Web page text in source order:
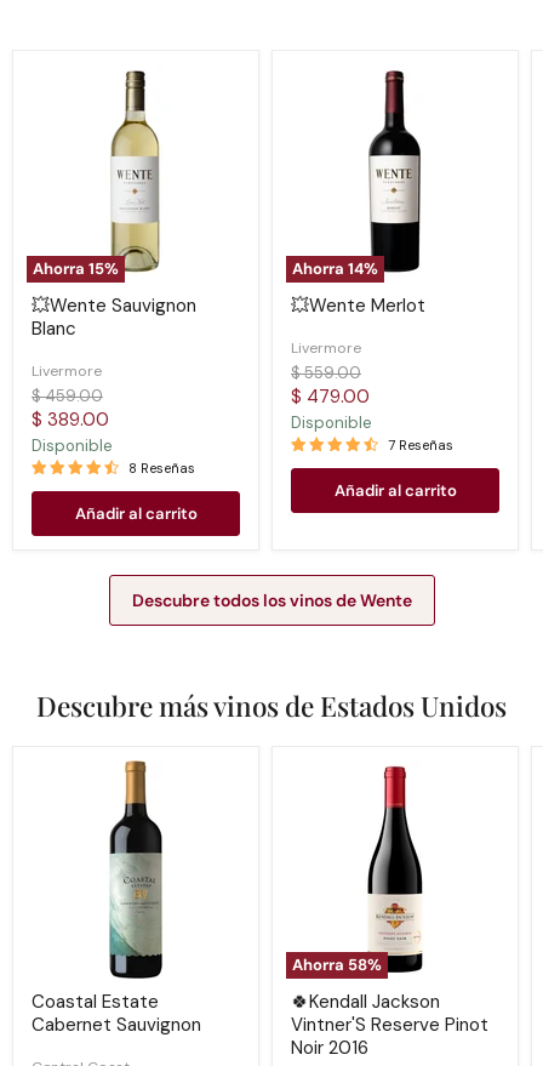
Ahorra 15%
💥Wente Sauvignon
Blanc
Livermore
Precio
original
$ 459.00
Precio
actual
$ 389.00
Disponible
8 Reseñas
Añadir al carrito
Ahorra 14%
💥Wente Merlot
Livermore
Precio
original
$ 559.00
Precio
actual
$ 479.00
Disponible
7 Reseñas
Añadir al carrito
Descubre todos los vinos de Wente
Descubre más vinos de Estados Unidos
Coastal Estate
Cabernet Sauvignon
Ahorra 58%
🍀Kendall Jackson
Vintner'S Reserve Pinot
Noir 2016